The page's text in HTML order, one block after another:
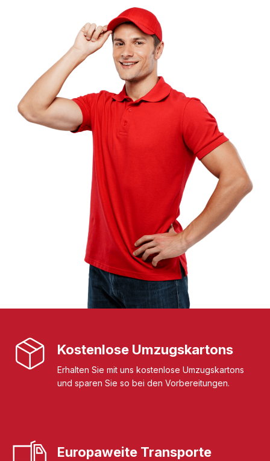
Kostenlose Umzugskartons
Erhalten Sie mit uns kostenlose Umzugskartons
und sparen Sie so bei den Vorbereitungen.
Europaweite Transporte